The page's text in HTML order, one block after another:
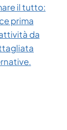
il tutto:
prima
da